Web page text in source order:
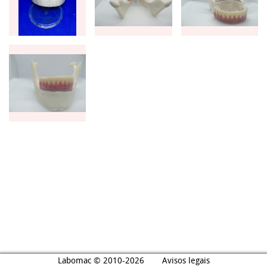
Labomac © 2010-2026 Avisos legais